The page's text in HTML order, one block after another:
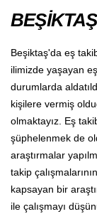
Beşiktaş'da eş
ilimizde yaşayan
durumlarda
kişilere vermiş
olmaktayız. Eş
şüphelenmek de
araştırmalar
takip
kapsayan bir
ile çalışmayı